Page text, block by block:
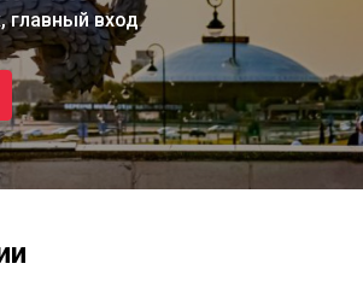
главный вход